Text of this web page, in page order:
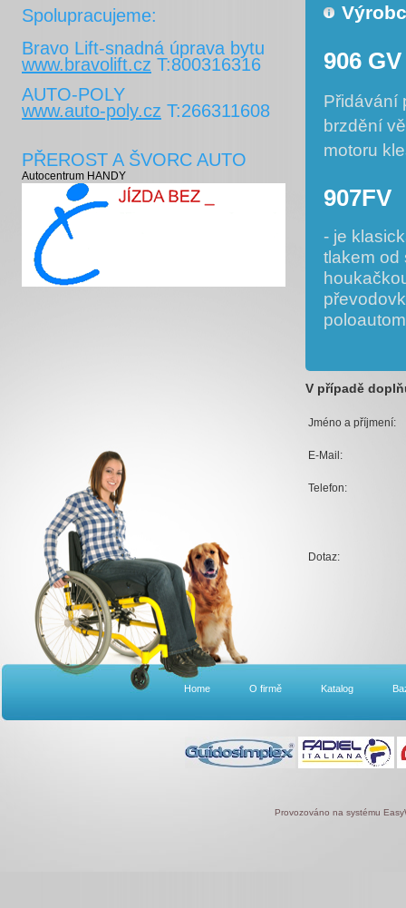
Spolupracujeme:
Bravo Lift-snadná úprava bytu
www.bravolift.cz T:800316316
AUTO-POLY
www.auto-poly.cz T:266311608
PŘEROST A ŠVORC AUTO
Autocentrum HANDY
906 GV
Přidávání
brzdění
motoru
907FV
- je
tlakem od
V případě
Jméno a příjmení:
E-Mail:
Telefon:
Dotaz:
Home O firmě Katalog
Provozováno na systému